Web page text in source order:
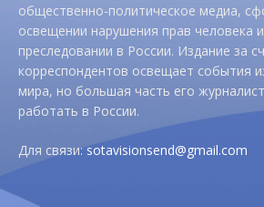
общественно-политическое медиа,
освещении нарушения прав человека
преследовании в России. Издание за
корреспондентов освещает события
мира, но большая часть его
работать в России.
Для связи:sotavisionsend@gmail.com